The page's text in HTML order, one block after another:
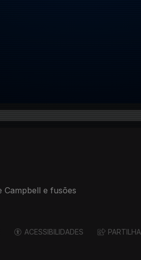
Campbell e fusões
ACESSIBILIDADES PARTILHA